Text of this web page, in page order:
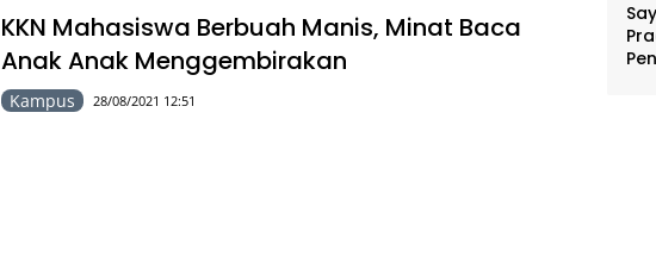
KKN Mahasiswa Berbuah Manis, Minat Baca
Anak Anak Menggembirakan
Kampus 28/08/2021 12:51